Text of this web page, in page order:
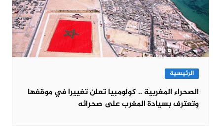
الرئيسية
الصحراء المغربية .. كولومبيا تعلن تغييرا في موقفها
وتعترف بسيادة المغرب على صحرائه